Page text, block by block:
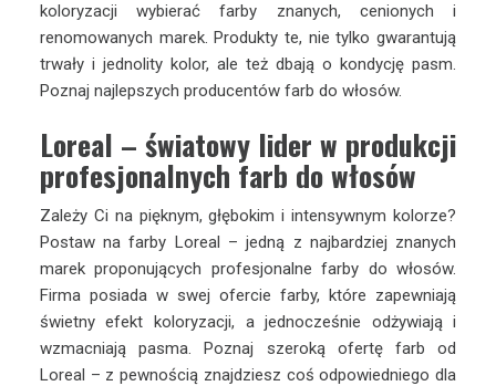
koloryzacji wybierać farby znanych, cenionych i
renomowanych marek. Produkty te, nie tylko gwarantują
trwały i jednolity kolor, ale też dbają o kondycję pasm.
Poznaj najlepszych producentów farb do włosów.
Loreal – światowy lider w produkcji
profesjonalnych farb do włosów
Zależy Ci na pięknym, głębokim i intensywnym kolorze?
Postaw na farby Loreal – jedną z najbardziej znanych
marek proponujących profesjonalne farby do włosów.
Firma posiada w swej ofercie farby, które zapewniają
świetny efekt koloryzacji, a jednocześnie odżywiają i
wzmacniają pasma. Poznaj szeroką ofertę farb od
Loreal – z pewnością znajdziesz coś odpowiedniego dla